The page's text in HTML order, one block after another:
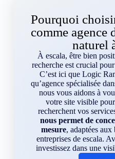
Pourquoi
comme agence
naturel
À escala, être bien
recherche est crucial
C’est ici que Logic
qu’agence spécialisée
nous vous aidons à
votre site visible
recherchent vos
nous permet de
mesure, adaptées aux
entreprises de escala.
investissez dans une